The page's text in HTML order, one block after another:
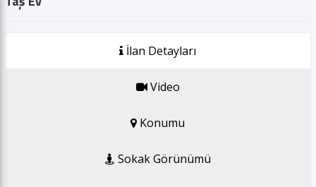
İlan Detayları
Video
Konumu
Sokak Görünümü